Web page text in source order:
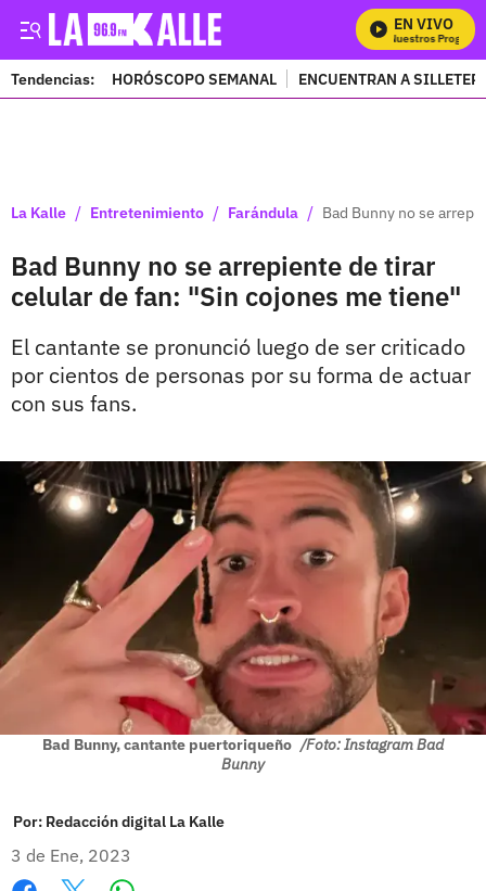
EN VIVO
Mira Todos Nuestros Programas
Tendencias: HORÓSCOPO SEMANAL ENCUENTRAN A
La Kalle / Entretenimiento / Farándula / Bad Bunny no se
Bad Bunny no se arrepiente de tirar
celular de fan: "Sin cojones me tiene"
El cantante se pronunció luego de ser criticado
por cientos de personas por su forma de actuar
con sus fans.
Bad Bunny, cantante puertoriqueño /Foto: Instagram Bad
Bunny
Por: Redacción digital La Kalle
3 de Ene, 2023